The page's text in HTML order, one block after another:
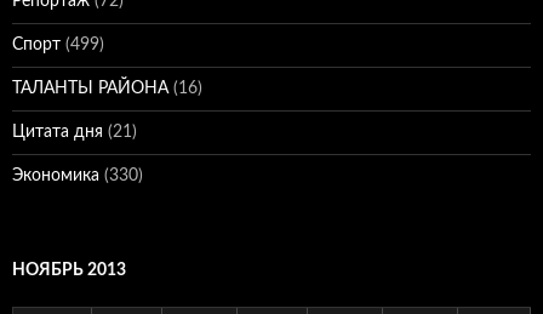
Спорт (499)
ТАЛАНТЫ РАЙОНА(16)
Цитата дня (21)
Экономика (330)
НОЯБРЬ 2013